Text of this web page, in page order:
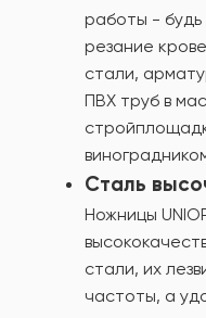
работы -
резание
стали,
ПВХ труб в
Сталь
Ножницы
стали, их
частоты, а